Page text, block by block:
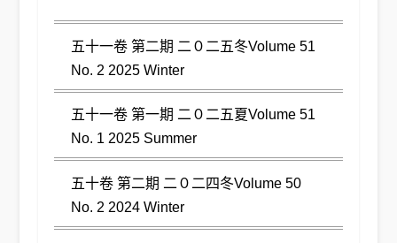
五十一卷 第二期 二０二五冬Volume 51
No. 2 2025 Winter
五十一卷 第一期 二０二五夏Volume 51
No. 1 2025 Summer
五十卷 第二期 二０二四冬Volume 50
No. 2 2024 Winter